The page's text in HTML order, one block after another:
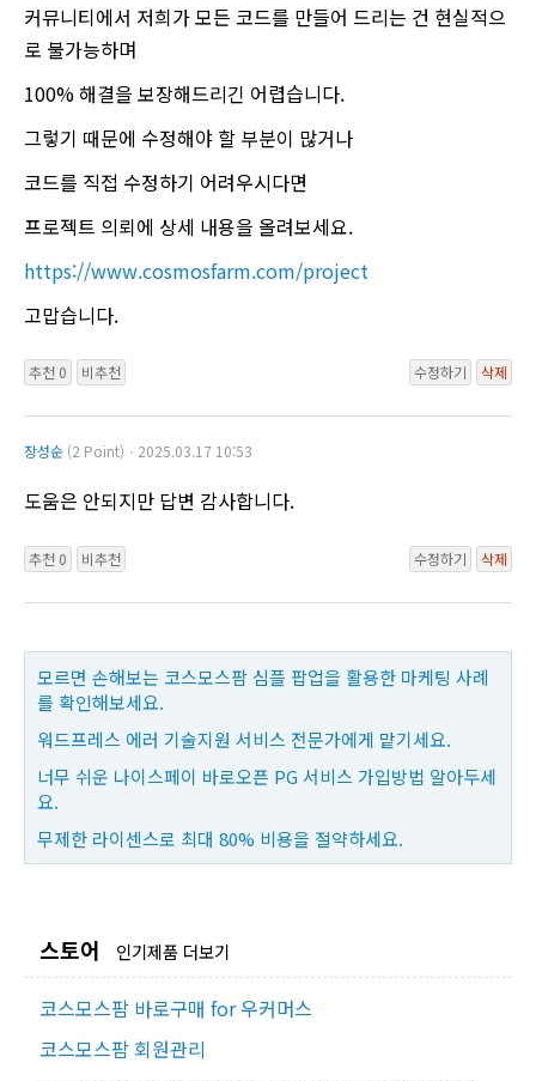
커뮤니티에서 저희가 모든 코드를 만들어 드리는 건 현실적으
로 불가능하며
100% 해결을 보장해드리긴 어렵습니다.
그렇기 때문에 수정해야 할 부분이 많거나
코드를 직접 수정하기 어려우시다면
프로젝트 의뢰에 상세 내용을 올려보세요.
https://www.cosmosfarm.com/project
고맙습니다.
추천 0 비추천 수정하기 삭제
장성순 (2 Point)ㆍ2025.03.17 10:53
도움은 안되지만 답변 감사합니다.
추천 0 비추천 수정하기 삭제
모르면 손해보는 코스모스팜 심플 팝업을 활용한 마케팅 사례
를 확인해보세요.
워드프레스 에러 기술지원 서비스 전문가에게 맡기세요.
너무 쉬운 나이스페이 바로오픈 PG 서비스 가입방법 알아두세
요.
무제한 라이센스로 최대 80% 비용을 절약하세요.
스토어 인기제품 더보기
코스모스팜 바로구매 for 우커머스
코스모스팜 회원관리